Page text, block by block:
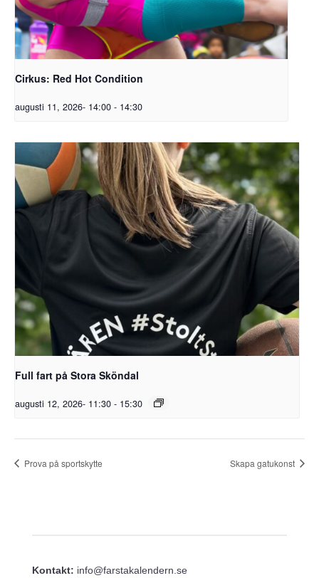
Cirkus: Red Hot Condition
augusti 11, 2026- 14:00 - 14:30
Full fart på Stora Sköndal
augusti 12, 2026- 11:30 - 15:30
Prova på sportskytte Skapa gatukonst
Kontakt: info@farstakalendern.se